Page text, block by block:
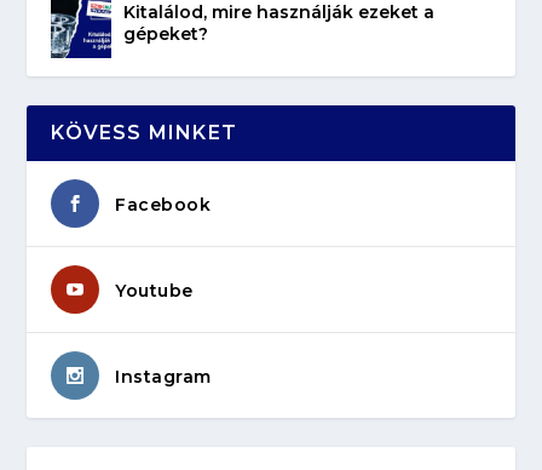
Kitalálod, mire használják ezeket a
gépeket?
KÖVESS MINKET
Facebook
Youtube
Instagram